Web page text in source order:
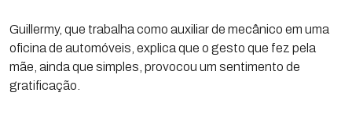
Guillermy, que trabalha como auxiliar de mecânico em uma
oficina de automóveis, explica que o gesto que fez pela
mãe, ainda que simples, provocou um sentimento de
gratificação.